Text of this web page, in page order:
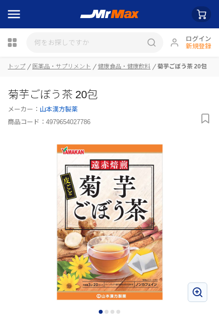
ログイン
新規登録
瓶詰
トップ 医薬品・サプリメント 健康食品・健康飲料 菊芋ごぼう茶 20包
菊芋ごぼう茶 20包
メーカー： 山本漢方製薬
商品コード： 4979654027786